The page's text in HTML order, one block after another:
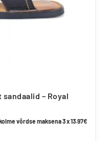
– Royal
võrdse maksena 3 x13.97€